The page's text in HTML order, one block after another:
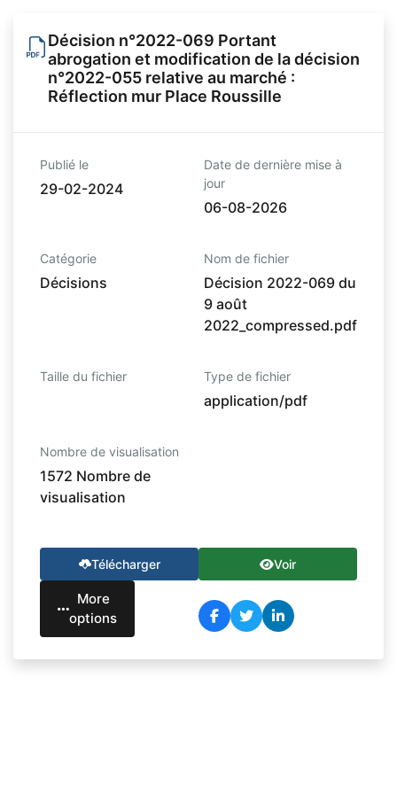
Décision n°2022-069 Portant
abrogation et modification de la décision
n°2022-055 relative au marché :
Réflection mur Place Roussille
Publié le
29-02-2024
Date de dernière mise à
jour
06-08-2026
Catégorie
Décisions
Nom de fichier
Décision 2022-069 du
9 août
2022_compressed.pdf
Taille du fichier Type de fichier
application/pdf
Nombre de visualisation
1572 Nombre de
visualisation
Télécharger Voir
More
options